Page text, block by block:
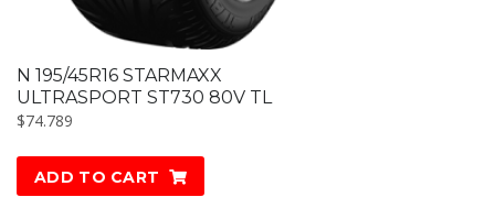
N 195/45R16 STARMAXX
ULTRASPORT ST730 80V TL
$74.789
ADD TO CART